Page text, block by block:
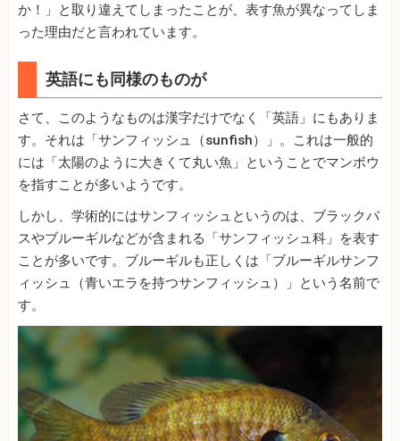
か！」と取り違えてしまったことが、表す魚が異なってしま
った理由だと言われています。
英語にも同様のものが
さて、このようなものは漢字だけでなく「英語」にもありま
す。それは「サンフィッシュ（sunfish）」。これは一般的
には「太陽のように大きくて丸い魚」ということでマンボウ
を指すことが多いようです。
しかし、学術的にはサンフィッシュというのは、ブラックバ
スやブルーギルなどが含まれる「サンフィッシュ科」を表す
ことが多いです。ブルーギルも正しくは「ブルーギルサンフ
ィッシュ（青いエラを持つサンフィッシュ）」という名前で
す。